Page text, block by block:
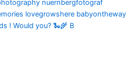
! Would you? 🐍🌾 B